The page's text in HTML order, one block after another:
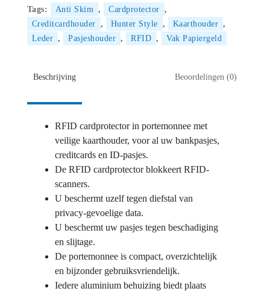
papiergeldvak
LEDER
HUNTER
aantal
Tags: Anti Skim , Cardprotector ,
Creditcardhouder , Hunter Style , Kaarthouder ,
Leder , Pasjeshouder , RFID , Vak Papiergeld
Beschrijving Beoordelingen (0)
RFID cardprotector in portemonnee met
veilige kaarthouder, voor al uw bankpasjes,
creditcards en ID-pasjes.
De RFID cardprotector blokkeert RFID-
scanners.
U beschermt uzelf tegen diefstal van
privacy-gevoelige data.
U beschermt uw pasjes tegen beschadiging
en slijtage.
De portemonnee is compact, overzichtelijk
en bijzonder gebruiksvriendelijk.
Iedere aluminium behuizing biedt plaats